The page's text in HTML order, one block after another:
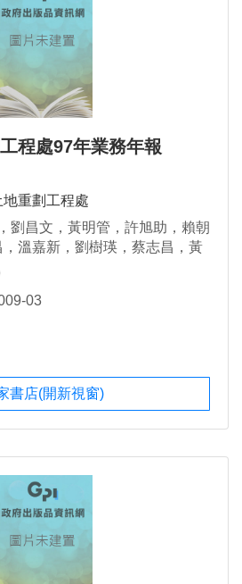
程處97年業務年報
地重劃工程處
劉昌文，黃明管，許旭助，賴朝
溫嘉新，劉樹瑛，蔡志昌，黃
03
書店(開新視窗)